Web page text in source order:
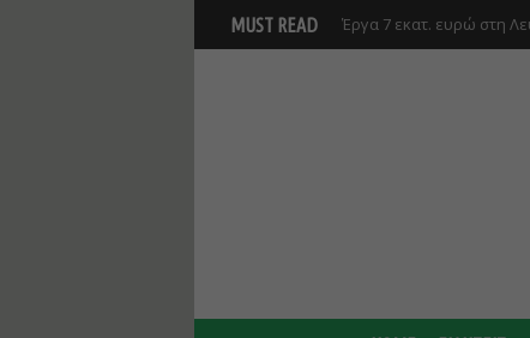
MUST READ Έργα 7 εκατ. ευρώ στη